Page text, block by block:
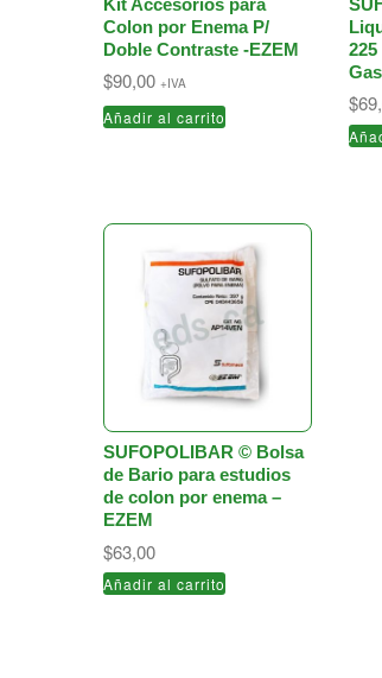
Colon por Enema P/
Doble Contraste -EZEM
$90,00 +IVA
Añadir al carrito
$
SUFOPOLIBAR © Bolsa
de Bario para estudios
de colon por enema –
EZEM
$63,00
Añadir al carrito